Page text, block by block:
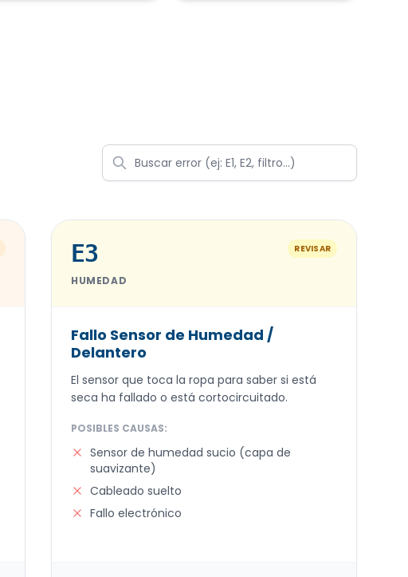
E3 REVISAR
HUMEDAD
Fallo Sensor de Humedad /
Delantero
El sensor que toca la ropa para saber si está
seca ha fallado o está cortocircuitado.
POSIBLES CAUSAS:
Sensor de humedad sucio (capa de
suavizante)
Cableado suelto
Fallo electrónico